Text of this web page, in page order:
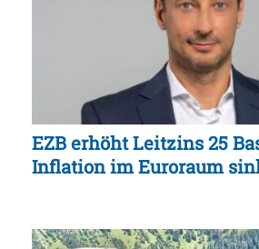
EZB erhöht Leitzins 25
Inflation im Euroraum